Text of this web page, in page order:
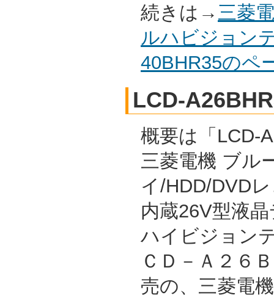
続きは→ 三菱
ルハビジョン
40BHR35のペ
LCD-
概要は「LCD-
三菱電機 ブル
イ/HDD/DVD
内蔵26V型液
ハイビジョン
ＣＤ－Ａ２６
売の、三菱電